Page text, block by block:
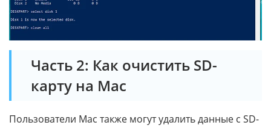
Часть 2: Как очистить SD-
карту на Mac
Пользователи Mac также могут удалить данные с SD-